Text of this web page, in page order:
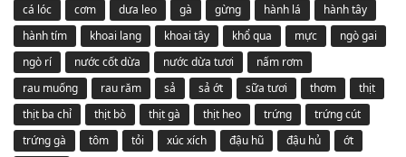
cá lóc
cơm dưa leo gà gừng hành lá
hành tây
hành tím
khoai lang khoai tây khổ qua mực
ngò gai
ngò rí
nước cốt dừa nước dừa tươi
nấm rơm
rau muống
rau răm sả sả ớt sữa tươi thơm
thịt
thịt ba chỉ
thịt bò thịt gà thịt heo trứng
trứng cút
trứng gà
tôm tỏi xúc xích đậu hũ đậu hủ
ớt